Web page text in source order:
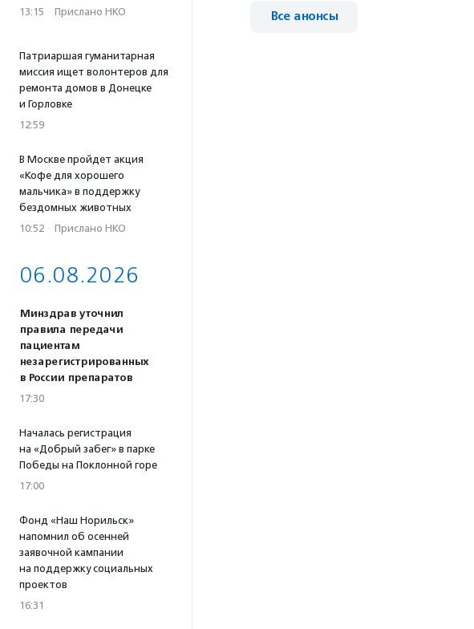
13:15 · Прислано НКО
Патриаршая гуманитарная
миссия ищет волонтеров для
ремонта домов в Донецке
и Горловке
12:59
В Москве пройдет акция
«Кофе для хорошего
мальчика» в поддержку
бездомных животных
10:52 · Прислано НКО
06.08.2026
Минздрав уточнил
правила передачи
пациентам
незарегистрированных
в России препаратов
17:30
Началась регистрация
на «Добрый забег» в парке
Победы на Поклонной горе
17:00
Фонд «Наш Норильск»
напомнил об осенней
заявочной кампании
на поддержку социальных
проектов
16:31
Все анонсы